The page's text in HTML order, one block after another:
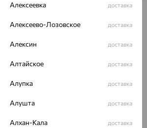
Вес:2.29 — 3.5
Металл:Золото
Проба:
Страна происхождения:
Вес металла:
Алексеевка доставка
Алексеево-Лозовское доставка
Алексин доставка
Алтайское доставка
Алупка доставка
Алушта доставка
Алхан-Кала доставка